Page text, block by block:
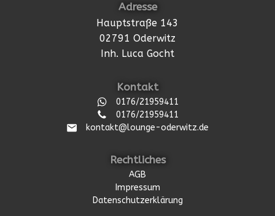
Adresse
Hauptstraße 143
02791 Oderwitz
Inh. Luca Gocht
Kontakt
0176/21959411
0176/21959411
kontakt@lounge-oderwitz.de
Rechtliches
AGB
Impressum
Datenschutzerklärung